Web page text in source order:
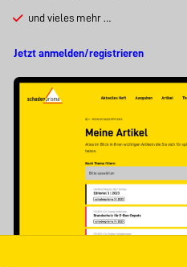
und vieles mehr …
Jetzt anmelden/registrieren